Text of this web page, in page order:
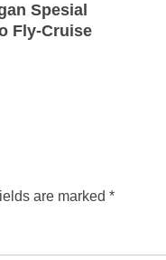
Spesial
Fly-Cruise
are marked *